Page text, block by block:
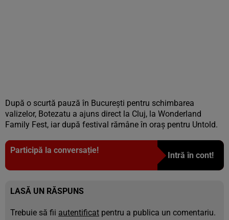
După o scurtă pauză în București pentru schimbarea
valizelor, Botezatu a ajuns direct la Cluj, la Wonderland
Family Fest, iar după festival rămâne în oraș pentru Untold.
Participă la conversație!
Intră în cont!
LASĂ UN RĂSPUNS
Trebuie să fii autentificat pentru a publica un comentariu.